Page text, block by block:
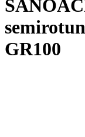
GR100